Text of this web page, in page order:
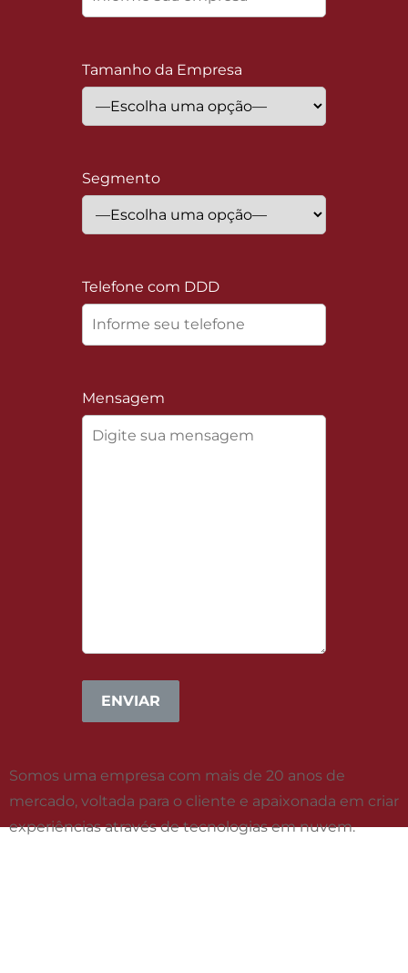
Tamanho da Empresa
Segmento
Telefone com DDD
Mensagem
Somos uma empresa com mais de 20 anos de
mercado, voltada para o cliente e apaixonada em criar
experiências através de tecnologias em nuvem.